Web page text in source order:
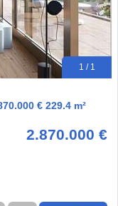
1 / 1
€ 229.4 m²
2.870.000 €